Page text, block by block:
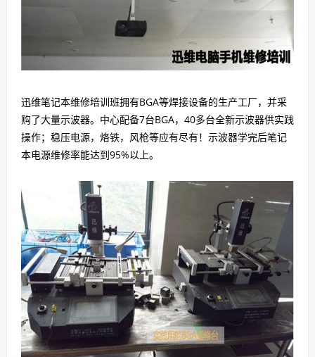
迅维笔记本维修培训班拥有BGA等焊接设备的生产工厂，并采
购了大量示波器。中心配备7台BGA，40多台全新示波器供实践
操作；稳压电源，烙铁，风枪等应有尽有！示波器学完后笔记
本电源维修率能达到95%以上。